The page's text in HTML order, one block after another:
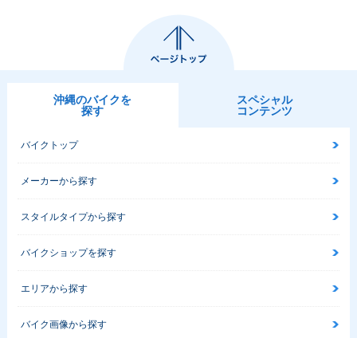
沖縄のバイクを
探す
スペシャル
コンテンツ
バイクトップ
メーカーから探す
スタイルタイプから探す
バイクショップを探す
エリアから探す
バイク画像から探す